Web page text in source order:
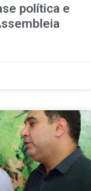
política e